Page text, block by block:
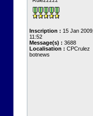
Inscription : 15 Jan 2009,
11:52
Message(s) : 3688
Localisation : CPCrulez
botnews